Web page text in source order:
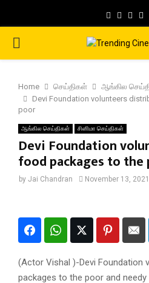
Facebook
Twitter
PRIMARY
Home செய்திகள்
ஆங்கில
Devi Foundation volunteers
poor
ஆங்கில செய்திகள் சினிமா செய்திகள்
Devi Foundation
food packages to the
by Jai Chandran November 13, 2021
(Actor Vishal )-Devi Foundation
packages to the poor and